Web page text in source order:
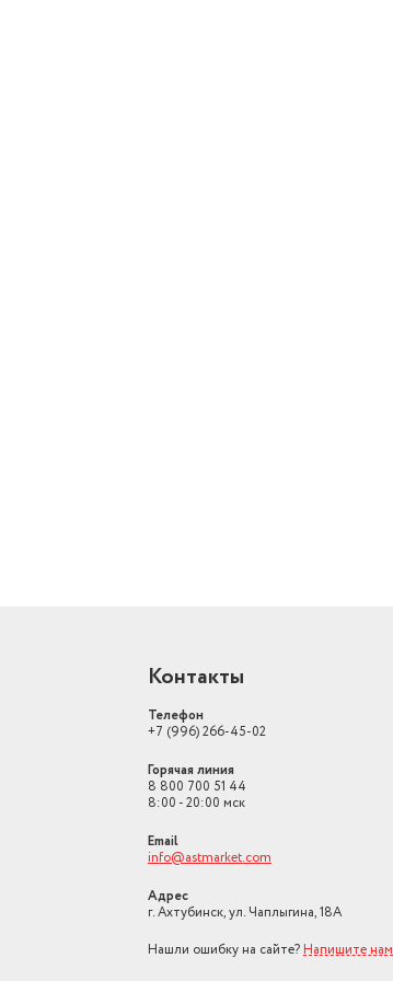
Контакты
Телефон
+7 (996) 266-45-02
Горячая линия
8 800 700 51 44
8:00 - 20:00 мск
Email
info@astmarket.com
Адрес
г. Ахтубинск, ул. Чаплыгина, 18А
Нашли ошибку на сайте? Напишите нам